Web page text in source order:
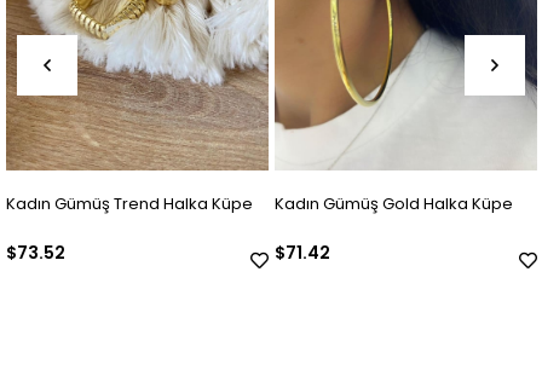
Kadın Gümüş Gold Halka Küpe
$71.42
Kadın Gümüş Zirkon Taşlı
$42.01